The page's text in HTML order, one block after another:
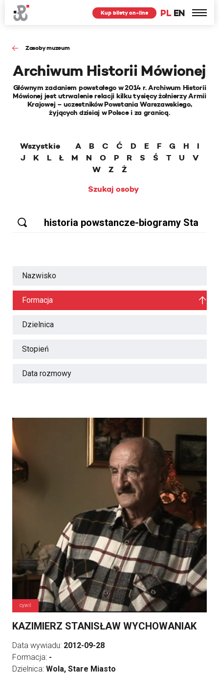
PL EN
Kup bilety on-line
Zasoby muzeum
Archiwum Historii Mówionej
Głównym zadaniem powstałego w 2014 r. Archiwum Historii
Mówionej jest utrwalenie relacji kilku tysięcy żołnierzy Armii
Krajowej – uczestników Powstania Warszawskiego,
żyjących dzisiaj w Polsce i za granicą.
Wszystkie A B C Ć D E F G H
I
J
K L Ł M N O P R S Ś T U
V
W
Z
Ż
Szukaj osoby
Nazwisko
Formacja
Dzielnica
Stopień
Data rozmowy
cywil
KAZIMIERZ STANISŁAW WYCHOWANIAK
Data wywiadu: 2012-09-28
Formacja: -
Dzielnica: Wola, Stare Miasto